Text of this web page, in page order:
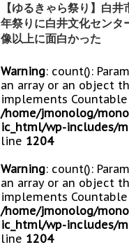
【ゆるきゃら祭り】白
年祭りに白井文化センタ
像以上に面白かった
Warning: count():
an array or an object
implements
/home/jmonolog/
ic_html/wp-includes/
line 1204
Warning: count():
an array or an object
implements
/home/jmonolog/
ic_html/wp-includes/
line 1204